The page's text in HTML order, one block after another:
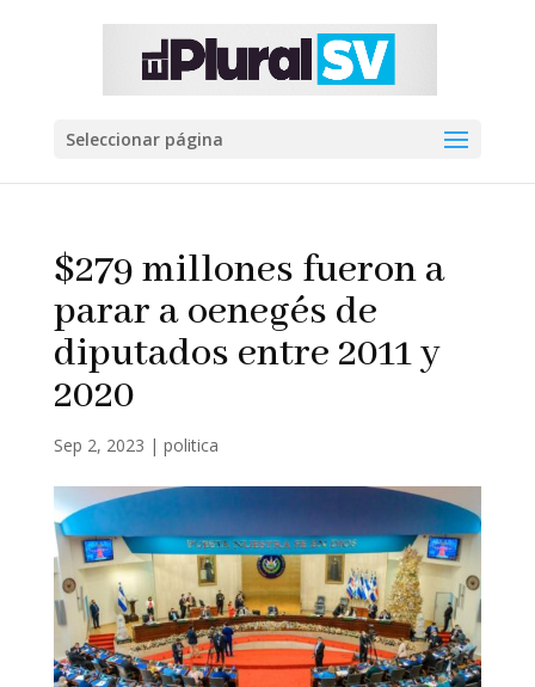
Seleccionar página
$279 millones fueron a
parar a oenegés de
diputados entre 2011 y
2020
Sep 2, 2023 | politica